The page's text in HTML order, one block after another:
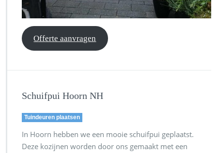
Offerte aanvragen
Schuifpui Hoorn NH
Tuindeuren plaatsen
In Hoorn hebben we een mooie schuifpui geplaatst.
Deze kozijnen worden door ons gemaakt met een